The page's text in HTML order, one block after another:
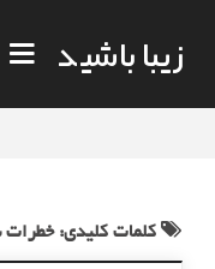
زیبا باشید
کلمات کلیدی: خطرات